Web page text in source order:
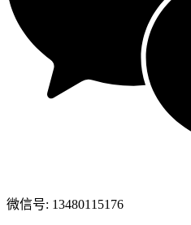
微信号: 13480115176